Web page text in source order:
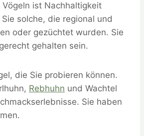
Vögeln ist Nachhaltigkeit
solche, die regional und
oder gezüchtet wurden. Sie
gehalten sein.
die Sie probieren können.
Rebhuhn und Wachtel
Sie haben